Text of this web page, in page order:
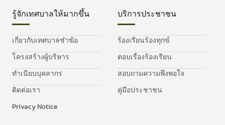
รู้จักเทศบาลให้มากขึ้น
เกี่ยวกับเทศบาลชำฆ้อ
โครงสร้างผู้บริหาร
ทำเนียบบุคลากร
ติดต่อเรา
Privacy Notice
บริการประชาชน
ร้องเรียนร้องทุกข์
ตอบเรื่องร้องเรียน
สอบถามความพึงพอใจ
คู่มือประชาชน